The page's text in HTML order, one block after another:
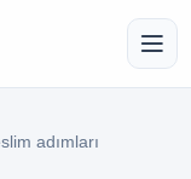
adımları